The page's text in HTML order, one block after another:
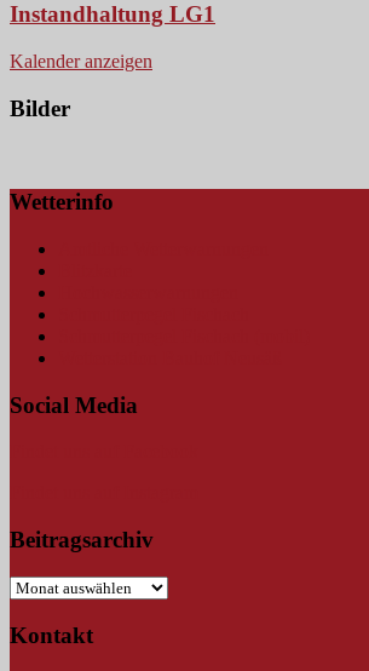
Instandhaltung LG1
Kalender anzeigen
Bilder
Wetterinfo
Social Media
Beitragsarchiv
Beitragsarchiv
Kontakt